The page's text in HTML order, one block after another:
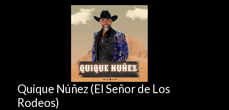
Quique Núñez (El Señor de Los
Rodeos)